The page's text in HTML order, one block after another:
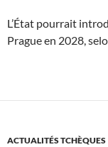
L’État pourrait
Prague en 2028,
ACTUALITÉS TCHÈQUES